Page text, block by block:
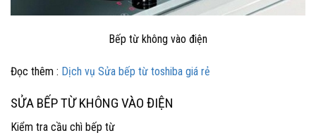
Bếp từ không vào điện
Đọc thêm : Dịch vụ Sửa bếp từ toshiba giá rẻ
SỬA BẾP TỪ KHÔNG VÀO ĐIỆN
Kiểm tra cầu chì bếp từ